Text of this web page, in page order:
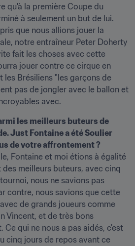
qu'à la première Coupe du
à seulement un but de lui.
que nous allions jouer la
notre entraîneur Peter Doherty
fait les choses avec cette
jouer contre ce cirque en
les Brésiliens "les garçons de
pas de jongler avec le ballon et
avec.
les meilleurs buteurs de
Just Fontaine a été Soulier
de votre affrontement ?
Fontaine et moi étions à égalité
meilleurs buteurs, avec cinq
nous ne savions pas
contre, nous savions que cette
de grands joueurs comme
Vincent, et de très bons
Ce qui ne nous a pas aidés, c'est
cinq jours de repos avant ce